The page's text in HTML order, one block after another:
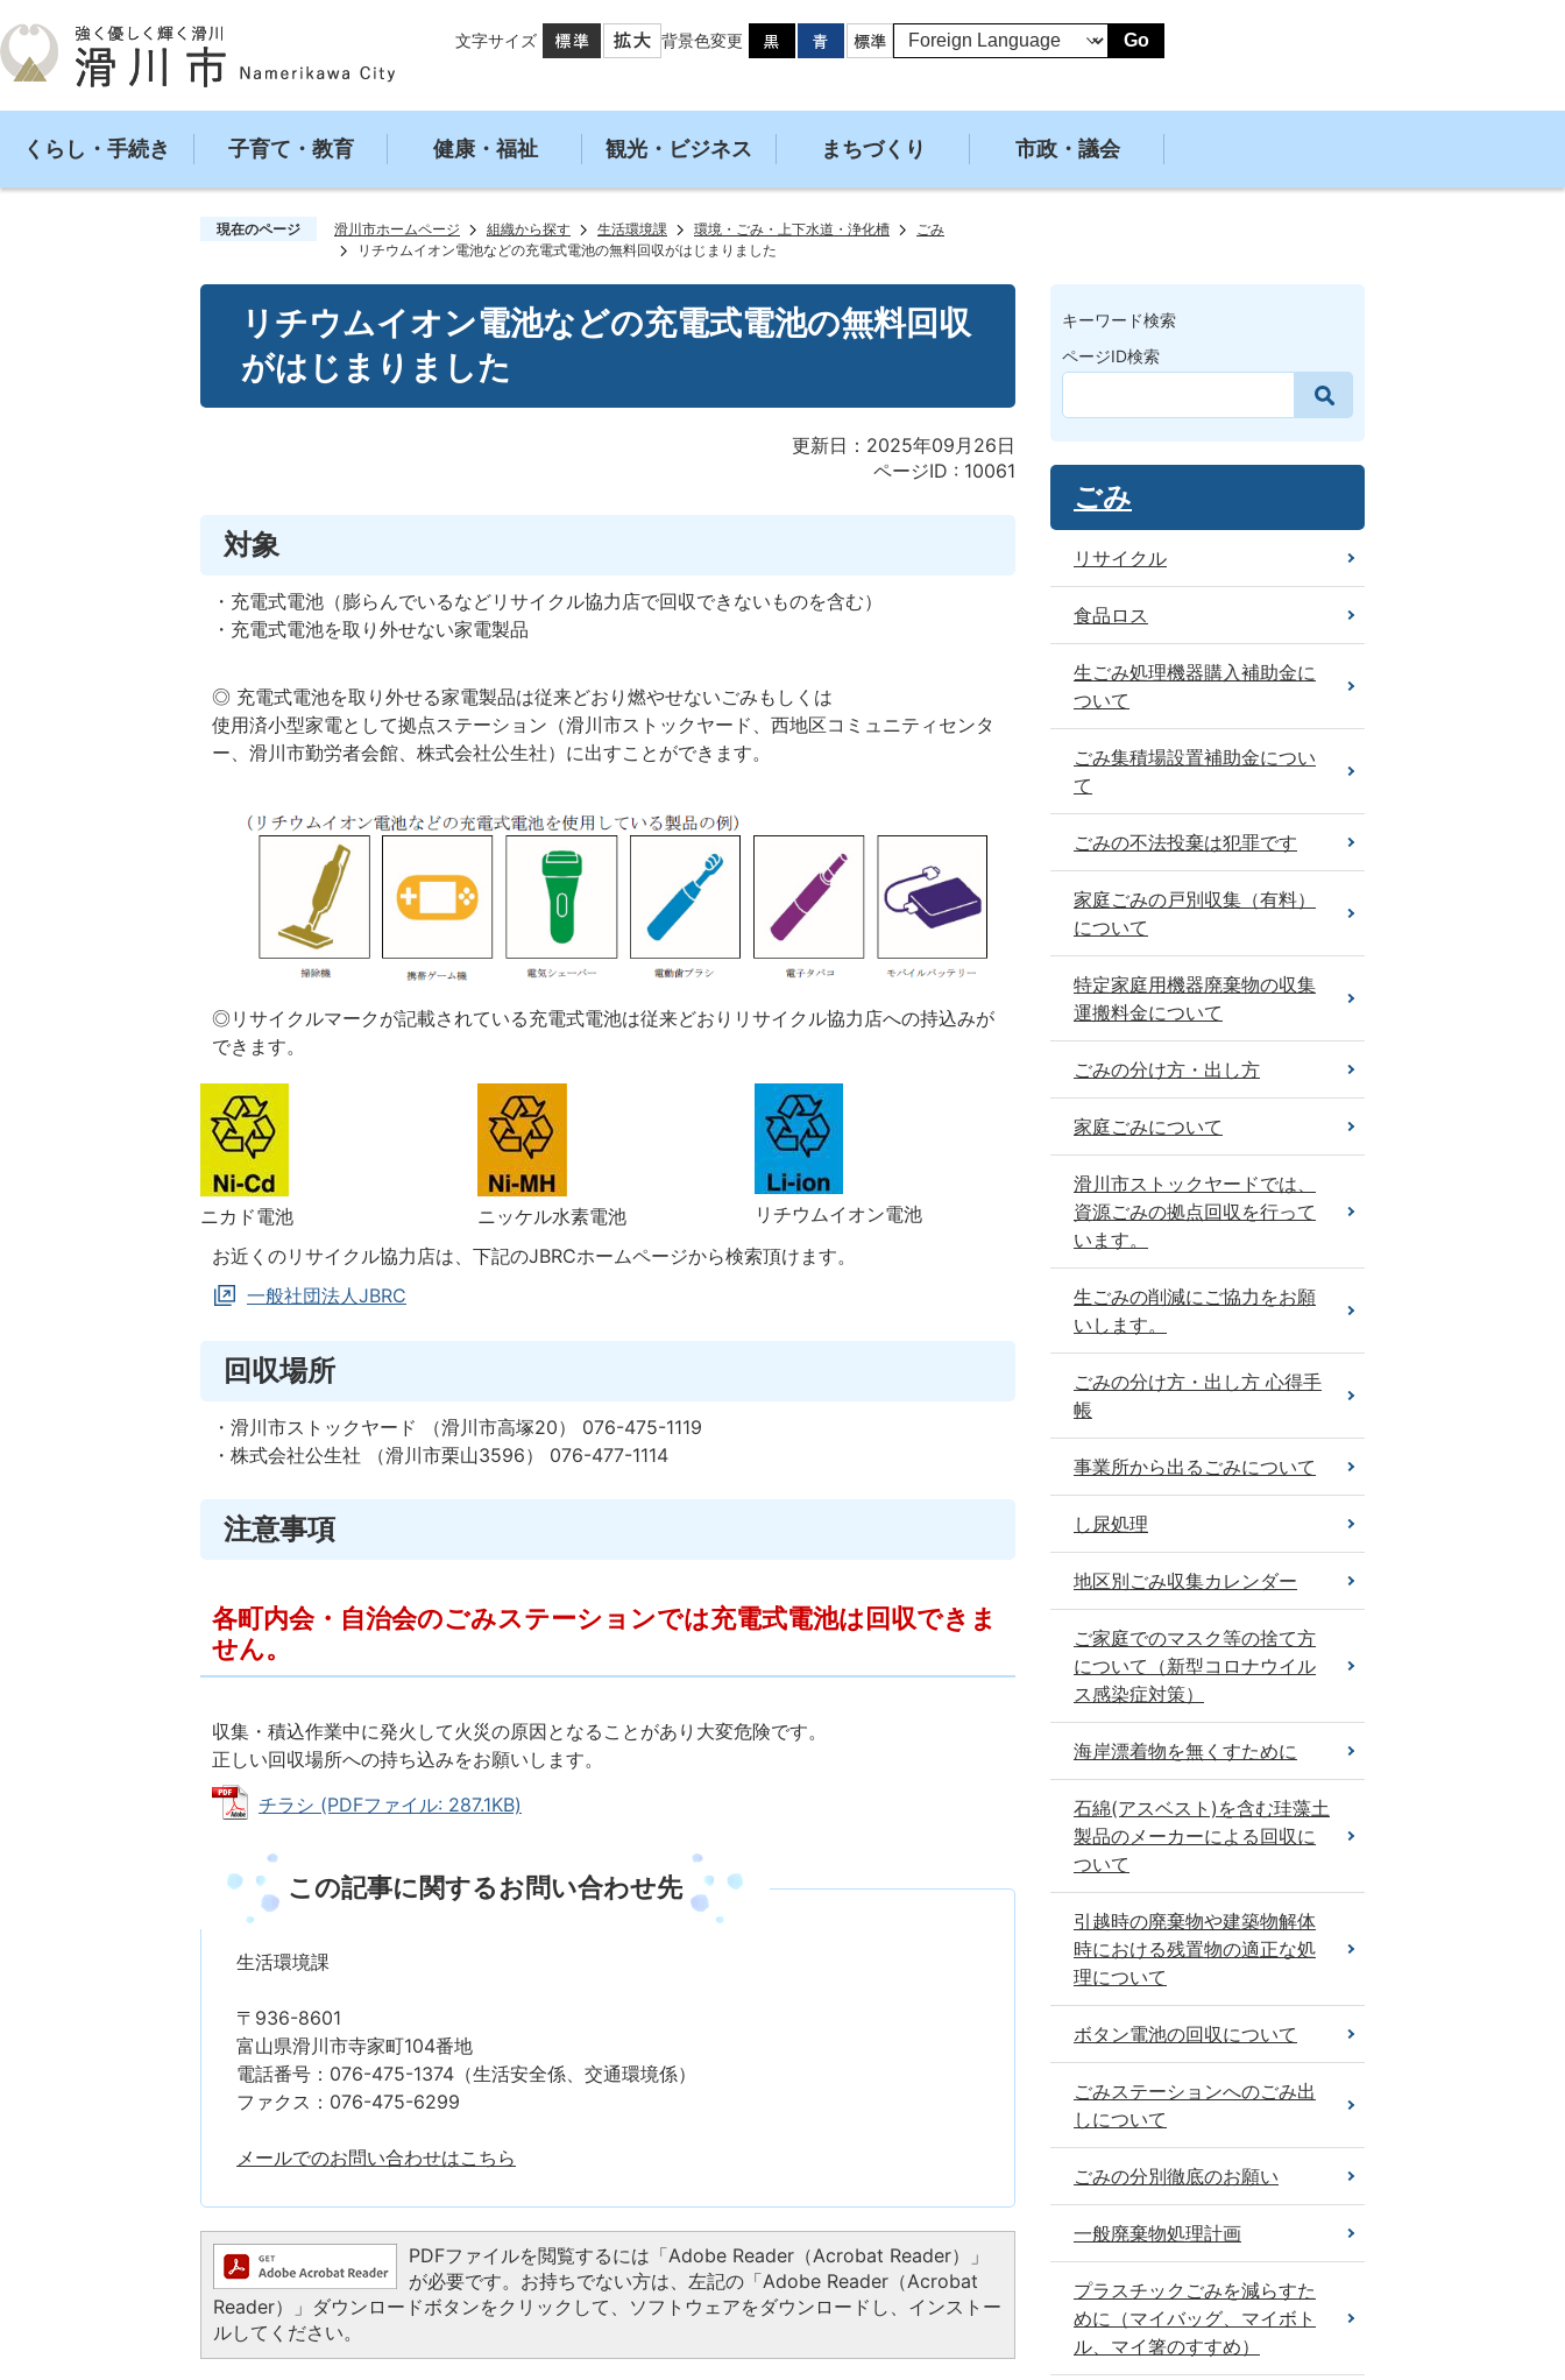
文字サイズ 背景色変更 Go
くらし・手続き 子育て・教育 健康・福祉 観光・ビジネス まちづくり 市政・議会
現在のページ 滑川市ホームページ 組織から探す 生活環境課 環境・ごみ・上下水道・浄化槽
ごみ
リチウムイオン電池などの充電式電池の無料回収がはじまりました
リチウムイオン電池などの充電式電池の無料回収
がはじまりました
更新日：2025年09月26日
ページID : 10061
対象
・充電式電池（膨らんでいるなどリサイクル協力店で回収できないものを含む）
・充電式電池を取り外せない家電製品
◎ 充電式電池を取り外せる家電製品は従来どおり燃やせないごみもしくは
使用済小型家電として拠点ステーション（滑川市ストックヤード、西地区コミュニティセンタ
ー、滑川市勤労者会館、株式会社公生社）に出すことができます。
◎リサイクルマークが記載されている充電式電池は従来どおりリサイクル協力店への持込みが
できます。
ニカド電池 ニッケル水素電池
リチウムイオン電池
お近くのリサイクル協力店は、下記のJBRCホームページから検索頂けます。
一般社団法人JBRC
回収場所
・滑川市ストックヤード （滑川市高塚20） 076-475-1119
・株式会社公生社 （滑川市栗山3596） 076-477-1114
注意事項
各町内会・自治会のごみステーションでは充電式電池は回収できま
せん。
収集・積込作業中に発火して火災の原因となることがあり大変危険です。
正しい回収場所への持ち込みをお願いします。
チラシ (PDFファイル: 287.1KB)
この記事に関するお問い合わせ先
生活環境課
〒936-8601
富山県滑川市寺家町104番地
電話番号：076-475-1374（生活安全係、交通環境係）
ファクス：076-475-6299
メールでのお問い合わせはこちら
PDFファイルを閲覧するには「Adobe Reader（Acrobat Reader）」
が必要です。お持ちでない方は、左記の「Adobe Reader（Acrobat
Reader）」ダウンロードボタンをクリックして、ソフトウェアをダウンロードし、インストー
ルしてください。
キーワード検索
ページID検索
ごみ
リサイクル
食品ロス
生ごみ処理機器購入補助金に
ついて
ごみ集積場設置補助金につい
て
ごみの不法投棄は犯罪です
家庭ごみの戸別収集（有料）
について
特定家庭用機器廃棄物の収集
運搬料金について
ごみの分け方・出し方
家庭ごみについて
滑川市ストックヤードでは、
資源ごみの拠点回収を行って
います。
生ごみの削減にご協力をお願
いします。
ごみの分け方・出し方 心得手
帳
事業所から出るごみについて
し尿処理
地区別ごみ収集カレンダー
ご家庭でのマスク等の捨て方
について（新型コロナウイル
ス感染症対策）
海岸漂着物を無くすために
石綿(アスベスト)を含む珪藻土
製品のメーカーによる回収に
ついて
引越時の廃棄物や建築物解体
時における残置物の適正な処
理について
ボタン電池の回収について
ごみステーションへのごみ出
しについて
ごみの分別徹底のお願い
一般廃棄物処理計画
プラスチックごみを減らすた
めに（マイバッグ、マイボト
ル、マイ箸のすすめ）